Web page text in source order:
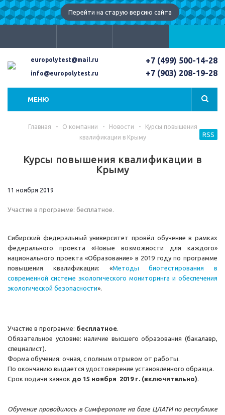
Перейти на старую версию сайта
europolytest@mail.ru
info@europolytest.ru
+7 (499) 500-14-28
+7 (903) 208-19-28
МЕНЮ
Главная - О компании - Новости -
Курсы повышения
квалификации в Крыму
Курсы повышения квалификации в
Крыму
RSS
11 ноября 2019
Участие в программе: бесплатное.
Сибирский федеральный университет провёл обучение в рамках
федерального проекта «Новые возможности для каждого»
национального проекта «Образование» в 2019 году по программе
повышения квалификации: «Методы биотестирования в
современной системе экологического мониторинга и обеспечения
экологической безопасности».
Участие в программе: бесплатное.
Обязательное условие: наличие высшего образования (бакалавр,
специалист).
Форма обучения: очная, с полным отрывом от работы.
По окончанию выдается удостоверение установленного образца.
Срок подачи заявок до 15 ноября 2019 г. (включительно).
Обучение проводилось в Симферополе на базе ЦЛАТИ по республике